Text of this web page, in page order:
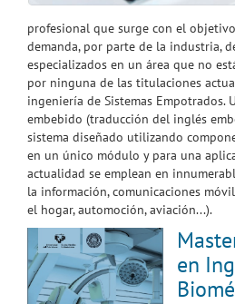
profesional que surge con el
demanda, por parte de la industria,
especializados en un área que no
por ninguna de las titulaciones
ingeniería de Sistemas Empotrados.
embebido (traducción del inglés
sistema diseñado utilizando
en un único módulo y para una
actualidad se emplean en
la información, comunicaciones
el hogar, automoción, aviación...).
en